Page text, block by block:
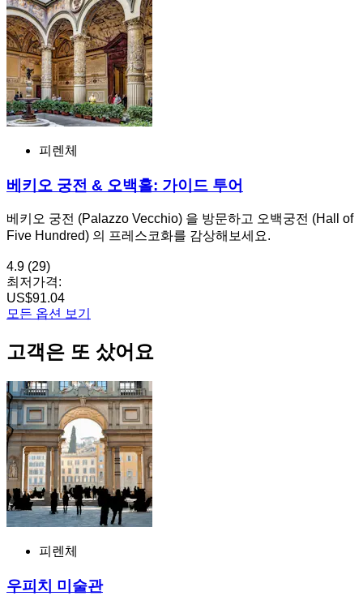
피렌체
베키오 궁전 & 오백홀: 가이드 투어
베키오 궁전 (Palazzo Vecchio) 을 방문하고 오백궁전 (Hall of
Five Hundred) 의 프레스코화를 감상해보세요.
4.9 (29)
최저가격:
US$91.04
모든 옵션 보기
고객은 또 샀어요
피렌체
우피치 미술관